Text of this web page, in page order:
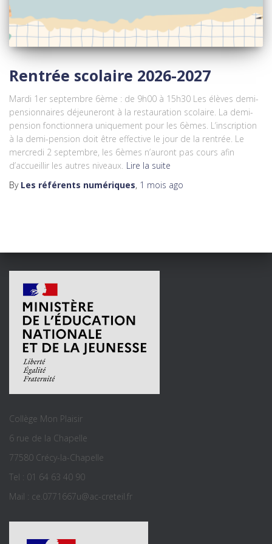
Rentrée scolaire 2026-2027
Mardi 1er septembre 6ème : de 9h00 à 15h30 Les élèves demi-
pensionnaires déjeuneront à la restauration scolaire. La demi-
pension fonctionnera uniquement pour les 6èmes. L’inscription
à la demi-pension doit être effective le jour de la rentrée. Le
mercredi 2 septembre, les 6èmes n’auront pas cours afin
d’accueillir les autres niveaux. Lire la suite
By Les référents numériques, 1 mois ago
Collège Mon Plaisir
6 rue de la Chapelle
77580 Crécy-la-Chapelle
Tel : 01 64 63 40 90
Mail : ce.0771667u@ac-creteil.fr